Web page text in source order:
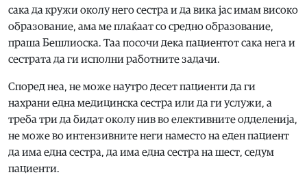
сака да кружи околу него сестра и да вика јас имам високо
образование, ама ме плаќаат со средно образование,
праша Бешлиоска. Таа посочи дека пациентот сака нега и
сестрата да ги исполни работните задачи.
Според неа, не може наутро десет пациенти да ги
нахрани една медицинска сестра или да ги услужи, а
треба три да бидат околу нив во елективните одделенија,
не може во интензивните неги наместо на еден пациент
да има една сестра, да има една сестра на шест, седум
пациенти.